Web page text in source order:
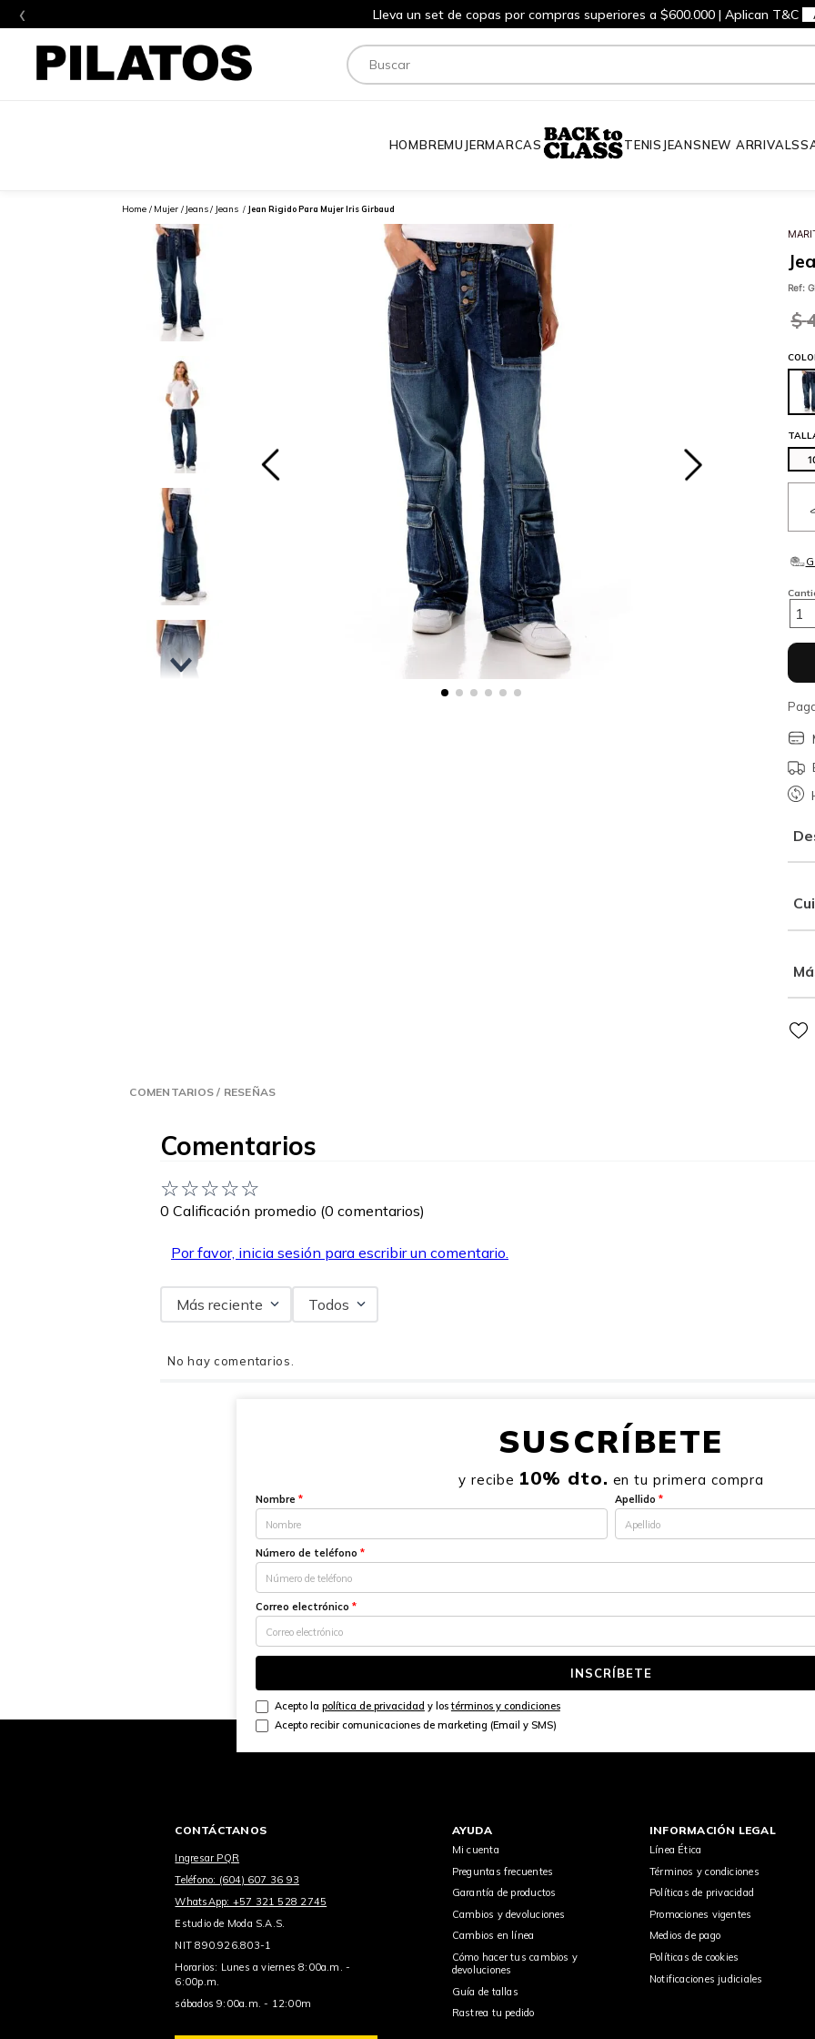
‹ Lleva un set de copas por compras superiores a $600.000 | Aplican T&C
Buscar
HOMBREMUJERMARCAS TENIS JEANSNEW ARRIVALS
Mujer Jeans Jeans Jean Rigido Para Mujer Iris Girbaud
Ref:
$
1
COMENTARIOS / RESEÑAS
Comentarios
☆☆☆☆☆
0 Calificación promedio (0 comentarios)
Por favor, inicia sesión para escribir un comentario.
Más reciente Todos
No hay comentarios.
SUSCRÍBETE
y recibe 10% dto. en tu primera compra
Nombre * Apellido *
Número de teléfono *
Correo electrónico *
INSCRÍBETE
Acepto la política de privacidad y lostérminos y condiciones
Acepto recibir comunicaciones de marketing (Email y SMS)
CONTÁCTANOS
Ingresar PQR
Teléfono: (604) 607 36 93
WhatsApp: +57 321 528 2745
Estudio de Moda S.A.S.
NIT 890.926.803-1
Horarios: Lunes a viernes 8:00a.m. -
6:00p.m.
sábados 9:00a.m. - 12:00m
AYUDA
Mi cuenta
Preguntas frecuentes
Garantía de productos
Cambios y devoluciones
Cambios en línea
Cómo hacer tus cambios y
devoluciones
Guía de tallas
Rastrea tu pedido
INFORMACIÓN LEGAL
Línea Ética
Términos y condiciones
Políticas de privacidad
Promociones vigentes
Medios de pago
Políticas de cookies
Notificaciones judiciales